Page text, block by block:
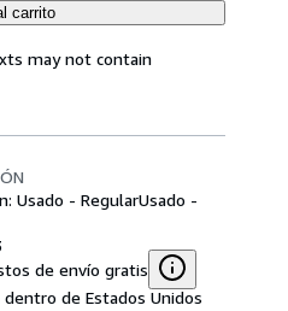
carrito
may not contain
Usado - RegularUsado -
de envío gratis
dentro de Estados Unidos